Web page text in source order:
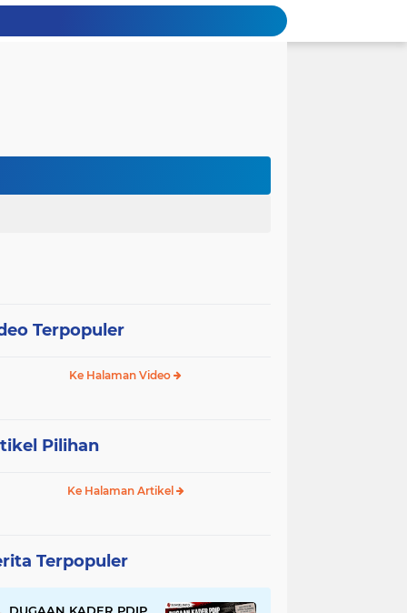
Terpopuler
Ke Halaman Video
Pilihan
Ke Halaman Artikel
Terpopuler